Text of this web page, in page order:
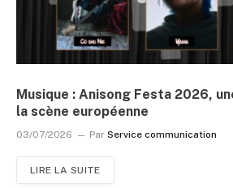
Musique : Anisong Festa 2026,
la scène européenne
03/07/2026 Par Service communication
LIRE LA SUITE